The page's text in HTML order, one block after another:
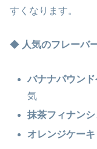
すくなります。
◆ 人気のフレーバ
バナナパウンド
気
抹茶フィナンシ
オレンジケーキ